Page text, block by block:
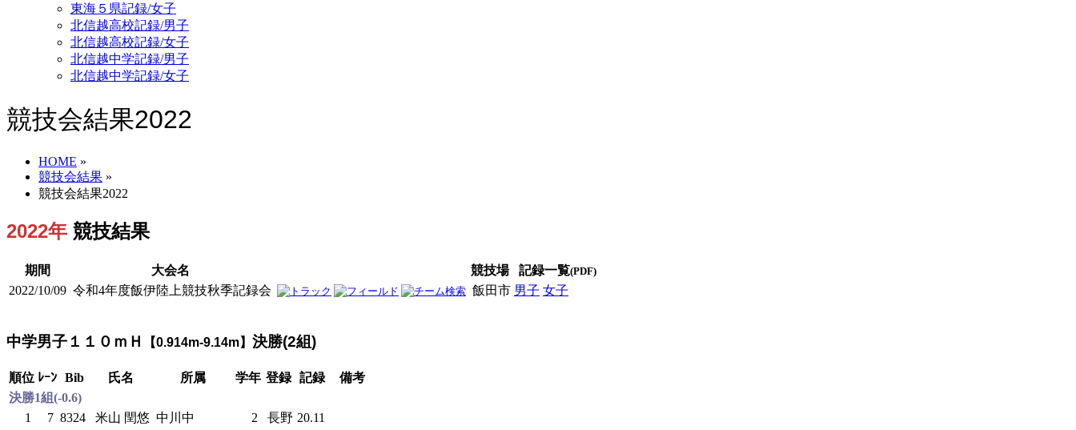
東海５県記録/女子
北信越高校記録/男子
北信越高校記録/女子
北信越中学記録/男子
北信越中学記録/女子
競技会結果2022
HOME »
競技会結果 »
競技会結果2022
2022年 競技結果
期間 大会名 競技場 記録一覧(PDF)
2022/10/09 令和4年度飯伊陸上競技秋季記録会 飯田市 男子 女子
中学男子１１０ｍＨ 【0.914m-9.14m】 決勝(2組)
順位 ﾚｰﾝ Bib 氏名 所属 学年 登録 記録
備考
決勝1組(-0.6)
1
7 8324 米山 閏悠 中川中 2 長野 20.11